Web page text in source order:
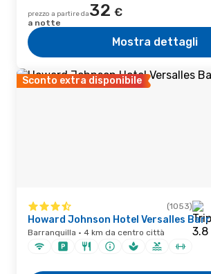
prezzo a partire da32 €
a notte
Mostra dettagli
Sconto extra disponibile
(1053)
Howard Johnson Hotel Versalles
Barranquilla · 4 km da centro città